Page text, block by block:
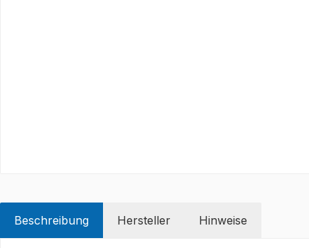
Beschreibung Hersteller Hinweise